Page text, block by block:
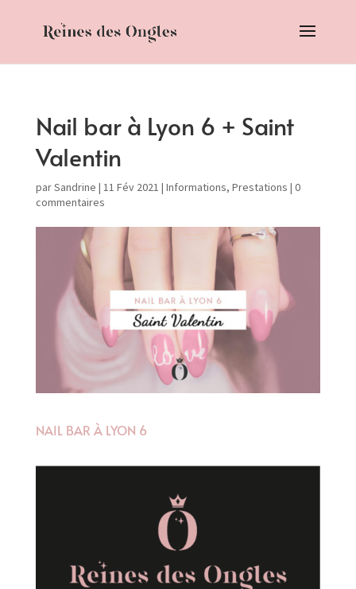
Nail bar à Lyon 6 + Saint
Valentin
parSandrine | 11 Fév 2021 | Informations, Prestations | 0
commentaires
NAIL BAR À LYON 6